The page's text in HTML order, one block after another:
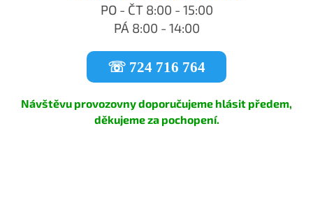
PO - ČT 8:00 - 15:00
PÁ 8:00 - 14:00
☏ 724 716 764
Návštěvu provozovny doporučujeme hlásit předem,
děkujeme za pochopení.